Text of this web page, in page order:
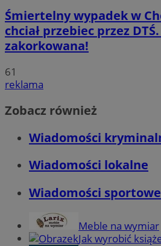
Śmiertelny wypadek w
chciał przebiec przez
zakorkowana!
61
reklama
Zobacz również
Wiadomości
Wiadomości lokalne
Wiadomości sportowe
Meble na wymiar
Jak wyrobić